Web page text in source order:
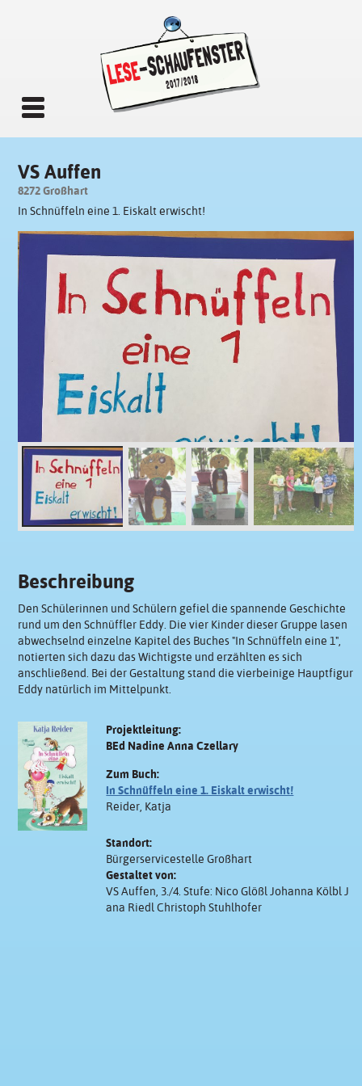
VS Auffen
8272 Großhart
In Schnüffeln eine 1. Eiskalt erwischt!
Beschreibung
Den Schülerinnen und Schülern gefiel die spannende Geschichte
rund um den Schnüffler Eddy. Die vier Kinder dieser Gruppe lasen
abwechselnd einzelne Kapitel des Buches "In Schnüffeln eine 1",
notierten sich dazu das Wichtigste und erzählten es sich
anschließend. Bei der Gestaltung stand die vierbeinige Hauptfigur
Eddy natürlich im Mittelpunkt.
Projektleitung:
BEd Nadine Anna Czellary
Zum Buch:
In Schnüffeln eine 1. Eiskalt erwischt!
Reider, Katja
Standort:
Bürgerservicestelle Großhart
Gestaltet von:
VS Auffen, 3./4. Stufe: Nico Glößl Johanna Kölbl J
ana Riedl Christoph Stuhlhofer